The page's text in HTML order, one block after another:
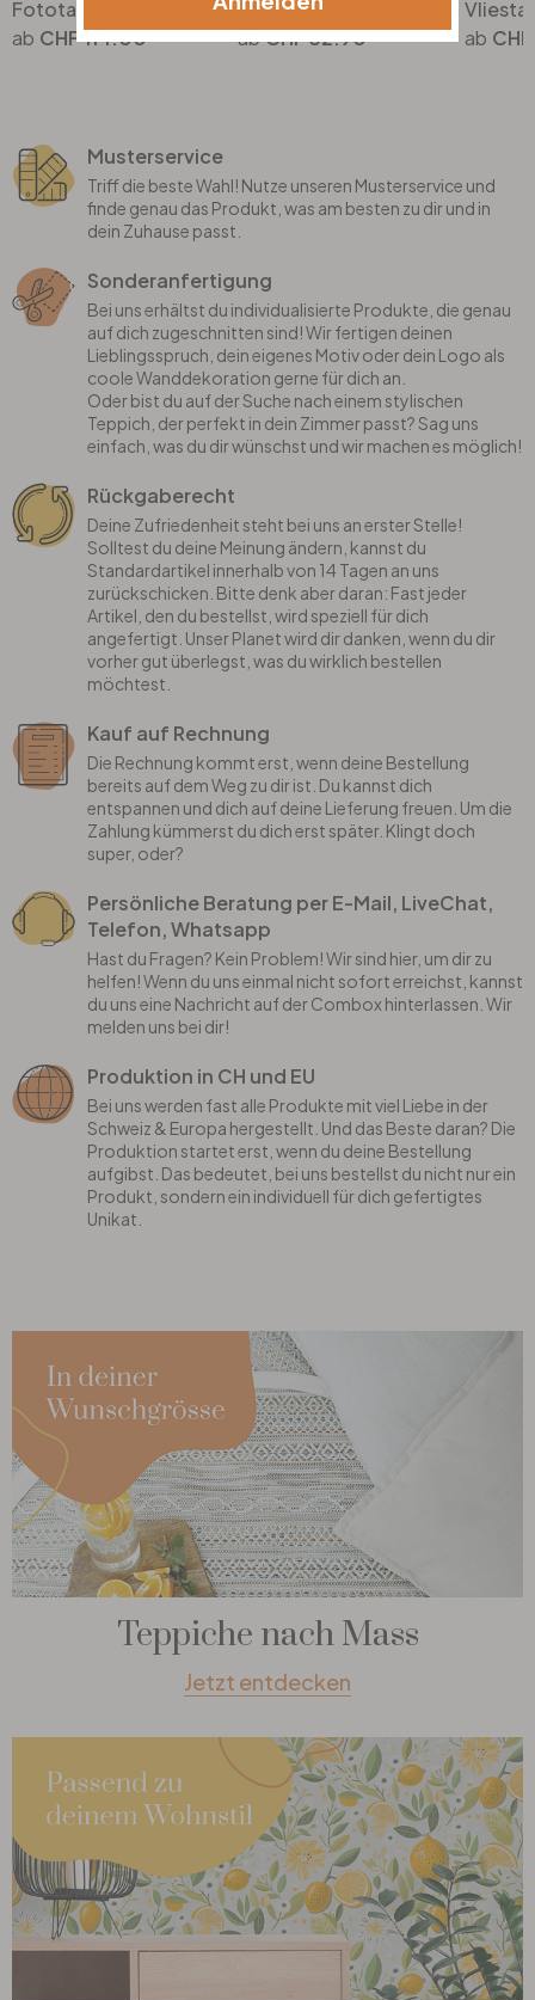
Fototapete Blumenpracht in warmen Pastelltönen - Paksoylu
CHF 114.00
CHF 32.90
Musterservice
Triff die beste Wahl! Nutze unseren Musterservice und
finde genau das Produkt, was am besten zu dir und in
dein Zuhause passt.
Sonderanfertigung
Bei uns erhältst du individualisierte Produkte, die genau
auf dich zugeschnitten sind! Wir fertigen deinen
Lieblingsspruch, dein eigenes Motiv oder dein Logo als
coole Wanddekoration gerne für dich an.
Oder bist du auf der Suche nach einem stylischen
Teppich, der perfekt in dein Zimmer passt? Sag uns
einfach, was du dir wünschst und wir machen es möglich!
Rückgaberecht
Deine Zufriedenheit steht bei uns an erster Stelle!
Solltest du deine Meinung ändern, kannst du
Standardartikel innerhalb von 14 Tagen an uns
zurückschicken. Bitte denk aber daran: Fast jeder
Artikel, den du bestellst, wird speziell für dich
angefertigt. Unser Planet wird dir danken, wenn du dir
vorher gut überlegst, was du wirklich bestellen
möchtest.
Kauf auf Rechnung
Die Rechnung kommt erst, wenn deine Bestellung
bereits auf dem Weg zu dir ist. Du kannst dich
entspannen und dich auf deine Lieferung freuen. Um die
Zahlung kümmerst du dich erst später. Klingt doch
super, oder?
Persönliche Beratung per E-Mail, LiveChat,
Telefon, Whatsapp
Hast du Fragen? Kein Problem! Wir sind hier, um dir zu
helfen! Wenn du uns einmal nicht sofort erreichst, kannst
du uns eine Nachricht auf der Combox hinterlassen. Wir
melden uns bei dir!
Produktion in CH und EU
Bei uns werden fast alle Produkte mit viel Liebe in der
Schweiz & Europa hergestellt. Und das Beste daran? Die
Produktion startet erst, wenn du deine Bestellung
aufgibst. Das bedeutet, bei uns bestellst du nicht nur ein
Produkt, sondern ein individuell für dich gefertigtes
Unikat.
Teppiche nach Mass
Jetzt entdecken